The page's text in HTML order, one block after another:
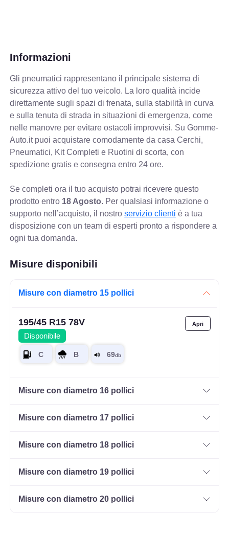
Informazioni
Gli pneumatici rappresentano il principale sistema di
sicurezza attivo del tuo veicolo. La loro qualità incide
direttamente sugli spazi di frenata, sulla stabilità in curva
e sulla tenuta di strada in situazioni di emergenza, come
nelle manovre per evitare ostacoli improvvisi. Su Gomme-
Auto.it puoi acquistare comodamente da casa Cerchi,
Pneumatici, Kit Completi e Ruotini di scorta, con
spedizione gratis e consegna entro 24 ore.
Se completi ora il tuo acquisto potrai ricevere questo
prodotto entro 18 Agosto. Per qualsiasi informazione o
supporto nell’acquisto, il nostroservizio clienti è a tua
disposizione con un team di esperti pronto a rispondere a
ogni tua domanda.
Misure disponibili
Misure con diametro 15 pollici
195/45 R15 78V
Disponibile
Misure con diametro 16 pollici
Misure con diametro 17 pollici
Misure con diametro 18 pollici
Misure con diametro 19 pollici
Misure con diametro 20 pollici